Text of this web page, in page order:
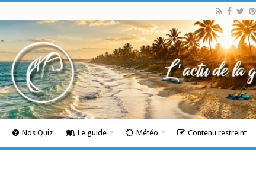
Nos Quiz Le guide Météo Contenu restreint